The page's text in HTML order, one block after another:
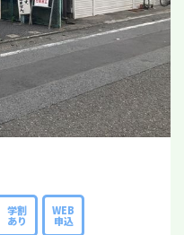
学割
あり
WEB
申込